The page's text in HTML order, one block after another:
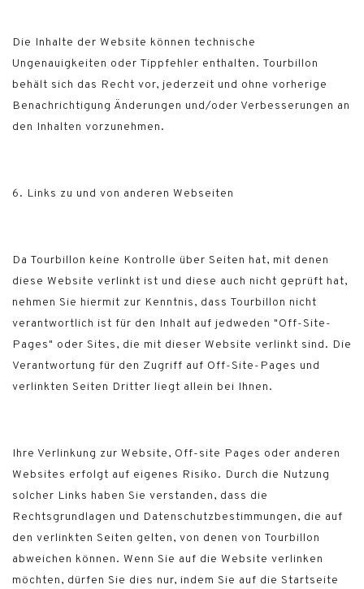
Die Inhalte der Website können technische
Ungenauigkeiten oder Tippfehler enthalten. Tourbillon
behält sich das Recht vor, jederzeit und ohne vorherige
Benachrichtigung Änderungen und/oder Verbesserungen an
den Inhalten vorzunehmen.
6. Links zu und von anderen Webseiten
Da Tourbillon keine Kontrolle über Seiten hat, mit denen
diese Website verlinkt ist und diese auch nicht geprüft hat,
nehmen Sie hiermit zur Kenntnis, dass Tourbillon nicht
verantwortlich ist für den Inhalt auf jedweden "Off-Site-
Pages" oder Sites, die mit dieser Website verlinkt sind. Die
Verantwortung für den Zugriff auf Off-Site-Pages und
verlinkten Seiten Dritter liegt allein bei Ihnen.
Ihre Verlinkung zur Website, Off-site Pages oder anderen
Websites erfolgt auf eigenes Risiko. Durch die Nutzung
solcher Links haben Sie verstanden, dass die
Rechtsgrundlagen und Datenschutzbestimmungen, die auf
den verlinkten Seiten gelten, von denen von Tourbillon
abweichen können. Wenn Sie auf die Website verlinken
möchten, dürfen Sie dies nur, indem Sie auf die Startseite